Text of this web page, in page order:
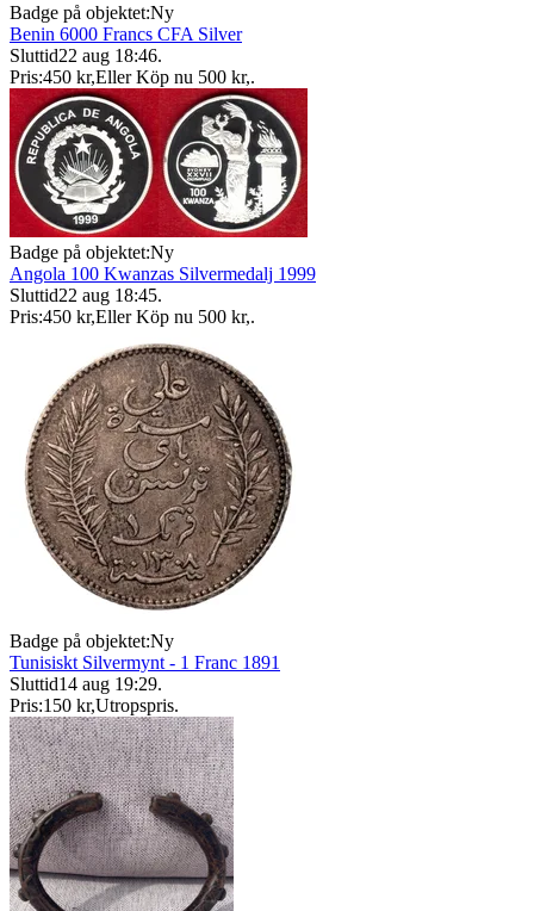
Badge på objektet:Ny
Benin 6000 Francs CFA Silver
Sluttid22 aug 18:46.
Pris:450 kr,Eller Köp nu 500 kr,.
Badge på objektet:Ny
Angola 100 Kwanzas Silvermedalj 1999
Sluttid22 aug 18:45.
Pris:450 kr,Eller Köp nu 500 kr,.
Badge på objektet:Ny
Tunisiskt Silvermynt - 1 Franc 1891
Sluttid14 aug 19:29.
Pris:150 kr,Utropspris.